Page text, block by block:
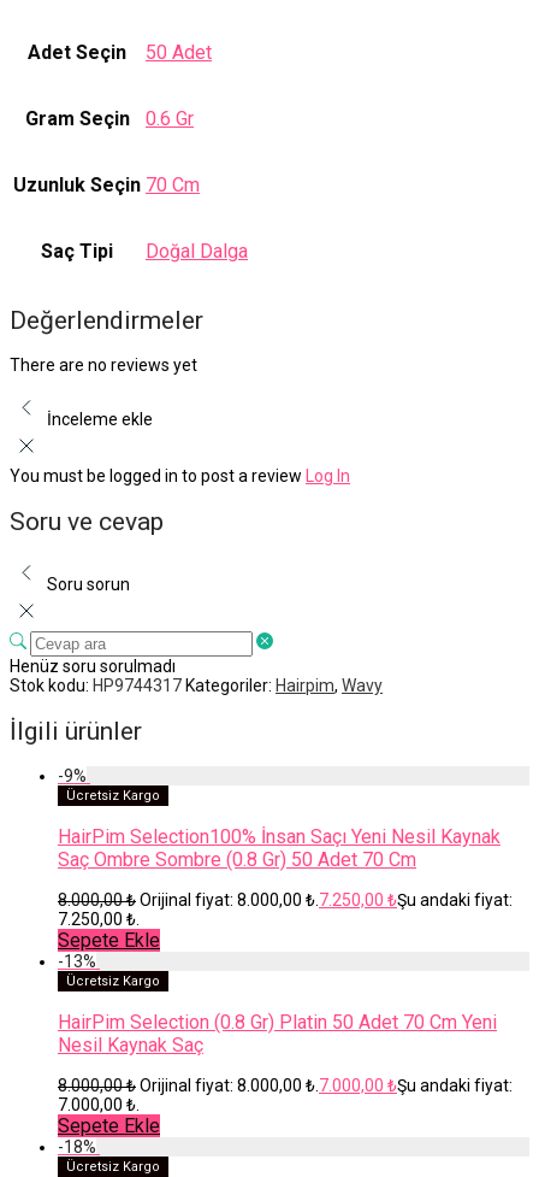
Adet Seçin 50 Adet
Gram Seçin 0.6 Gr
Uzunluk Seçin 70 Cm
Saç Tipi Doğal Dalga
Değerlendirmeler
There are no reviews yet
İnceleme ekle
You must be logged in to post a review Log In
Soru ve cevap
Soru sorun
Henüz soru sorulmadı
Stok kodu: HP9744317 Kategoriler: Hairpim, Wavy
İlgili ürünler
-9%
Ücretsiz Kargo
HairPim Selection100% İnsan Saçı Yeni Nesil Kaynak
Saç Ombre Sombre (0.8 Gr) 50 Adet 70 Cm
8.000,00₺Orijinal fiyat: 8.000,00 ₺. 7.250,00 ₺Şu andaki fiyat:
7.250,00 ₺.
Sepete Ekle
-13%
Ücretsiz Kargo
HairPim Selection (0.8 Gr) Platin 50 Adet 70 Cm Yeni
Nesil Kaynak Saç
8.000,00₺Orijinal fiyat: 8.000,00 ₺. 7.000,00 ₺Şu andaki fiyat:
7.000,00 ₺.
Sepete Ekle
-18%
Ücretsiz Kargo